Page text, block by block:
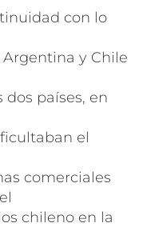
con lo
y Chile
países, en
el
comerciales
chileno en la